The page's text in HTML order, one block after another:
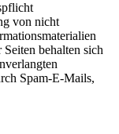
von nicht
behalten sich
Spam-E-Mails,